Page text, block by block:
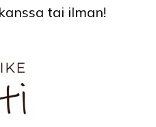
tai ilman!